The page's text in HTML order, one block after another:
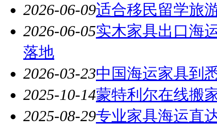
2026-06-09适合移民留学旅
2026-06-05实木家具出口海
落地
2026-03-23中国海运家具到
2025-10-14蒙特利尔在线搬
2025-08-29专业家具海运直